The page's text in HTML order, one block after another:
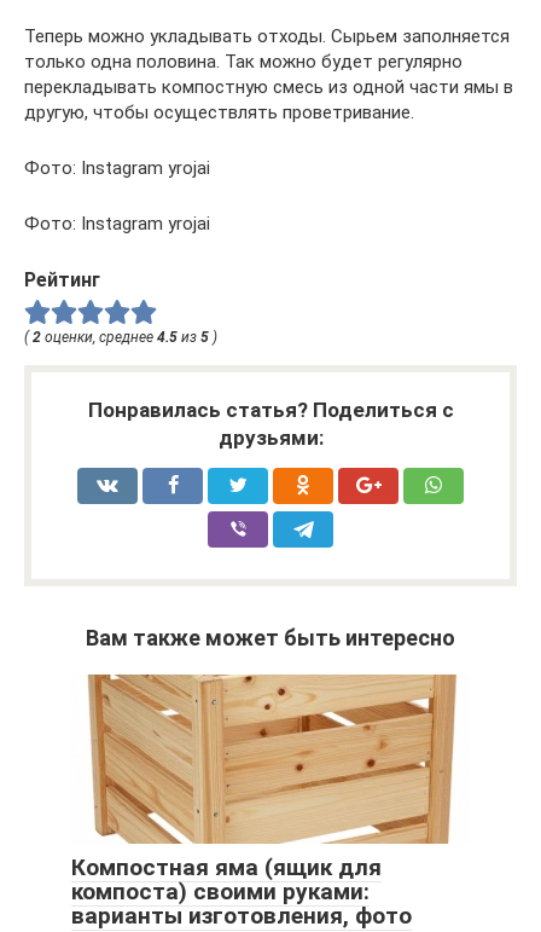
Теперь можно укладывать отходы. Сырьем заполняется
только одна половина. Так можно будет регулярно
перекладывать компостную смесь из одной части ямы в
другую, чтобы осуществлять проветривание.
Фото: Instagram yrojai
Фото: Instagram yrojai
Рейтинг
( 2 оценки, среднее 4.5 из 5 )
Понравилась статья? Поделиться с
друзьями:
Вам также может быть интересно
Компостная яма (ящик для
компоста) своими руками:
варианты изготовления, фото